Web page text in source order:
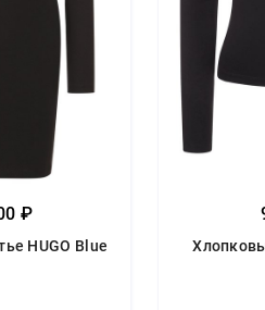
₽
HUGO Blue